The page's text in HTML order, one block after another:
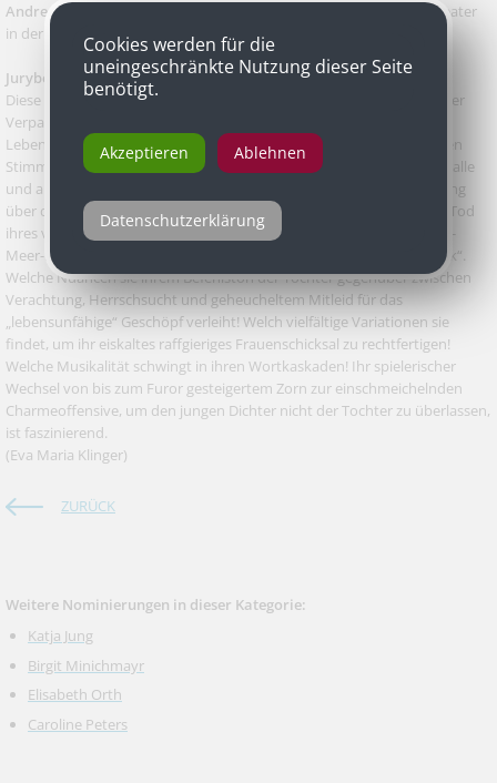
Andrea Jonasson
als Mutter in „Am Ziel“ von Thomas Bernhard, Theater
in der Josefstadt
Jurybegründung
Diese Mutter ist ein Ungeheuer in koketter, scheinbar liebenswürdiger
Verpackung. Andrea Jonasson verbirgt Bosheit, Egoismus und
Lebensenttäuschung hinter dem Klang einer wie auf Samt gebetteten
Stimme. In ihrer zweistündigen Suada voll Abscheu und Hass gegen alle
und alles, funkelt durch jede dunkel timbrierte Silbe auch Befriedigung
über den glücklichen Ausgang ihrer Lebensplanung. Sie ist seit dem Tod
ihres verabscheuten Ehemannes die reiche Gusswerk- und Haus am-
Meer-Besitzerin. Das Wort „Gusswerk“ zelebriert sie wie „Genusswerk“.
Welche Nuancen sie ihrem Befehlston der Tochter gegenüber zwischen
Verachtung, Herrschsucht und geheucheltem Mitleid für das
„lebensunfähige“ Geschöpf verleiht! Welch vielfältige Variationen sie
findet, um ihr eiskaltes raffgieriges Frauenschicksal zu rechtfertigen!
Welche Musikalität schwingt in ihren Wortkaskaden! Ihr spielerischer
Wechsel von bis zum Furor gesteigertem Zorn zur einschmeichelnden
Charmeoffensive, um den jungen Dichter nicht der Tochter zu überlassen,
ist faszinierend.
(Eva Maria Klinger)
ZURÜCK
Weitere Nominierungen in dieser Kategorie:
Katja Jung
Birgit Minichmayr
Elisabeth Orth
Caroline Peters
Cookies werden für die
uneingeschränkte Nutzung dieser Seite
benötigt.
Akzeptieren Ablehnen
Datenschutzerklärung